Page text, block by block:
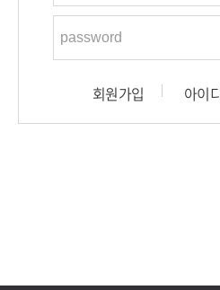
회원가입 아이